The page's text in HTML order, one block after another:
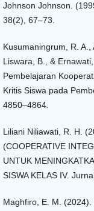
Johnson Johnson.
38(2), 67–73.
Kusumaningrum, R.
Liswara, B., &
Pembelajaran
Kritis Siswa pada
4850–4864.
Liliani Niliawati, R. H.
(COOPERATIVE
UNTUK
SISWA KELAS IV.
Maghfiro, E. M.